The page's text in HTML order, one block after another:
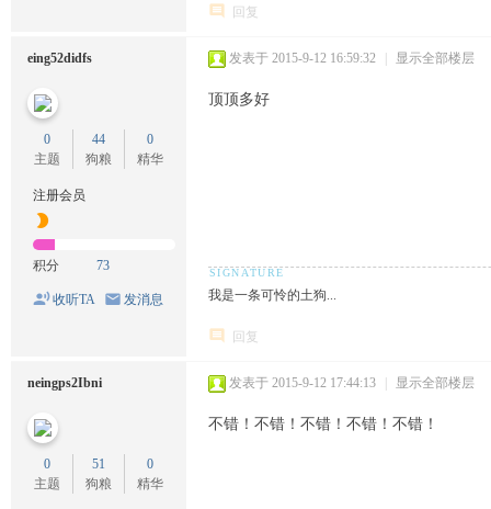
回复
eing52didfs
0
主题
44
狗粮
0
精华
注册会员
积分 73
收听TA 发消息
发表于 2015-9-12 16:59:32 | 显示全部楼层
顶顶多好
我是一条可怜的土狗...
回复
neingps2Ibni
0
主题
51
狗粮
0
精华
发表于 2015-9-12 17:44:13 | 显示全部楼层
不错！不错！不错！不错！不错！